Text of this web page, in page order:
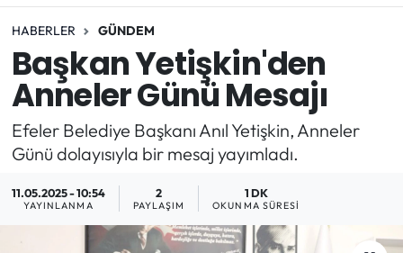
HABERLER GÜNDEM
Başkan Yetişkin'den
Anneler Günü Mesajı
Efeler Belediye Başkanı Anıl Yetişkin, Anneler
Günü dolayısıyla bir mesaj yayımladı.
11.05.2025 - 10:54
YAYINLANMA
2
PAYLAŞIM
1 DK
OKUNMA SÜRESI